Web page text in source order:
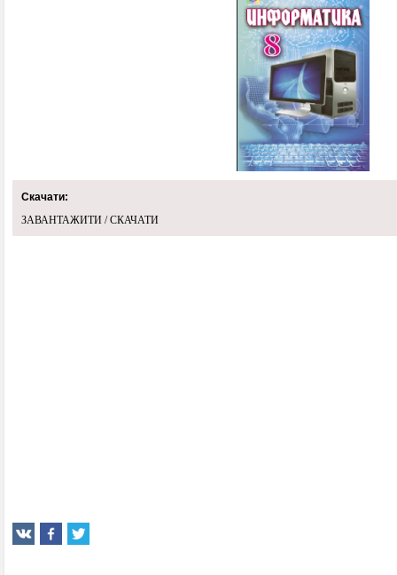
Скачати:
ЗАВАНТАЖИТИ / СКАЧАТИ